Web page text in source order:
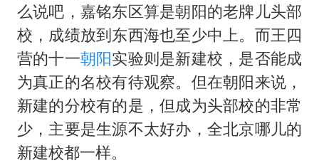
么说吧，嘉铭东区算是朝阳的老牌儿头部
校，成绩放到东西海也至少中上。而王四
营的十一朝阳实验则是新建校，是否能成
为真正的名校有待观察。但在朝阳来说，
新建的分校有的是，但成为头部校的非常
少，主要是生源不太好办，全北京哪儿的
新建校都一样。